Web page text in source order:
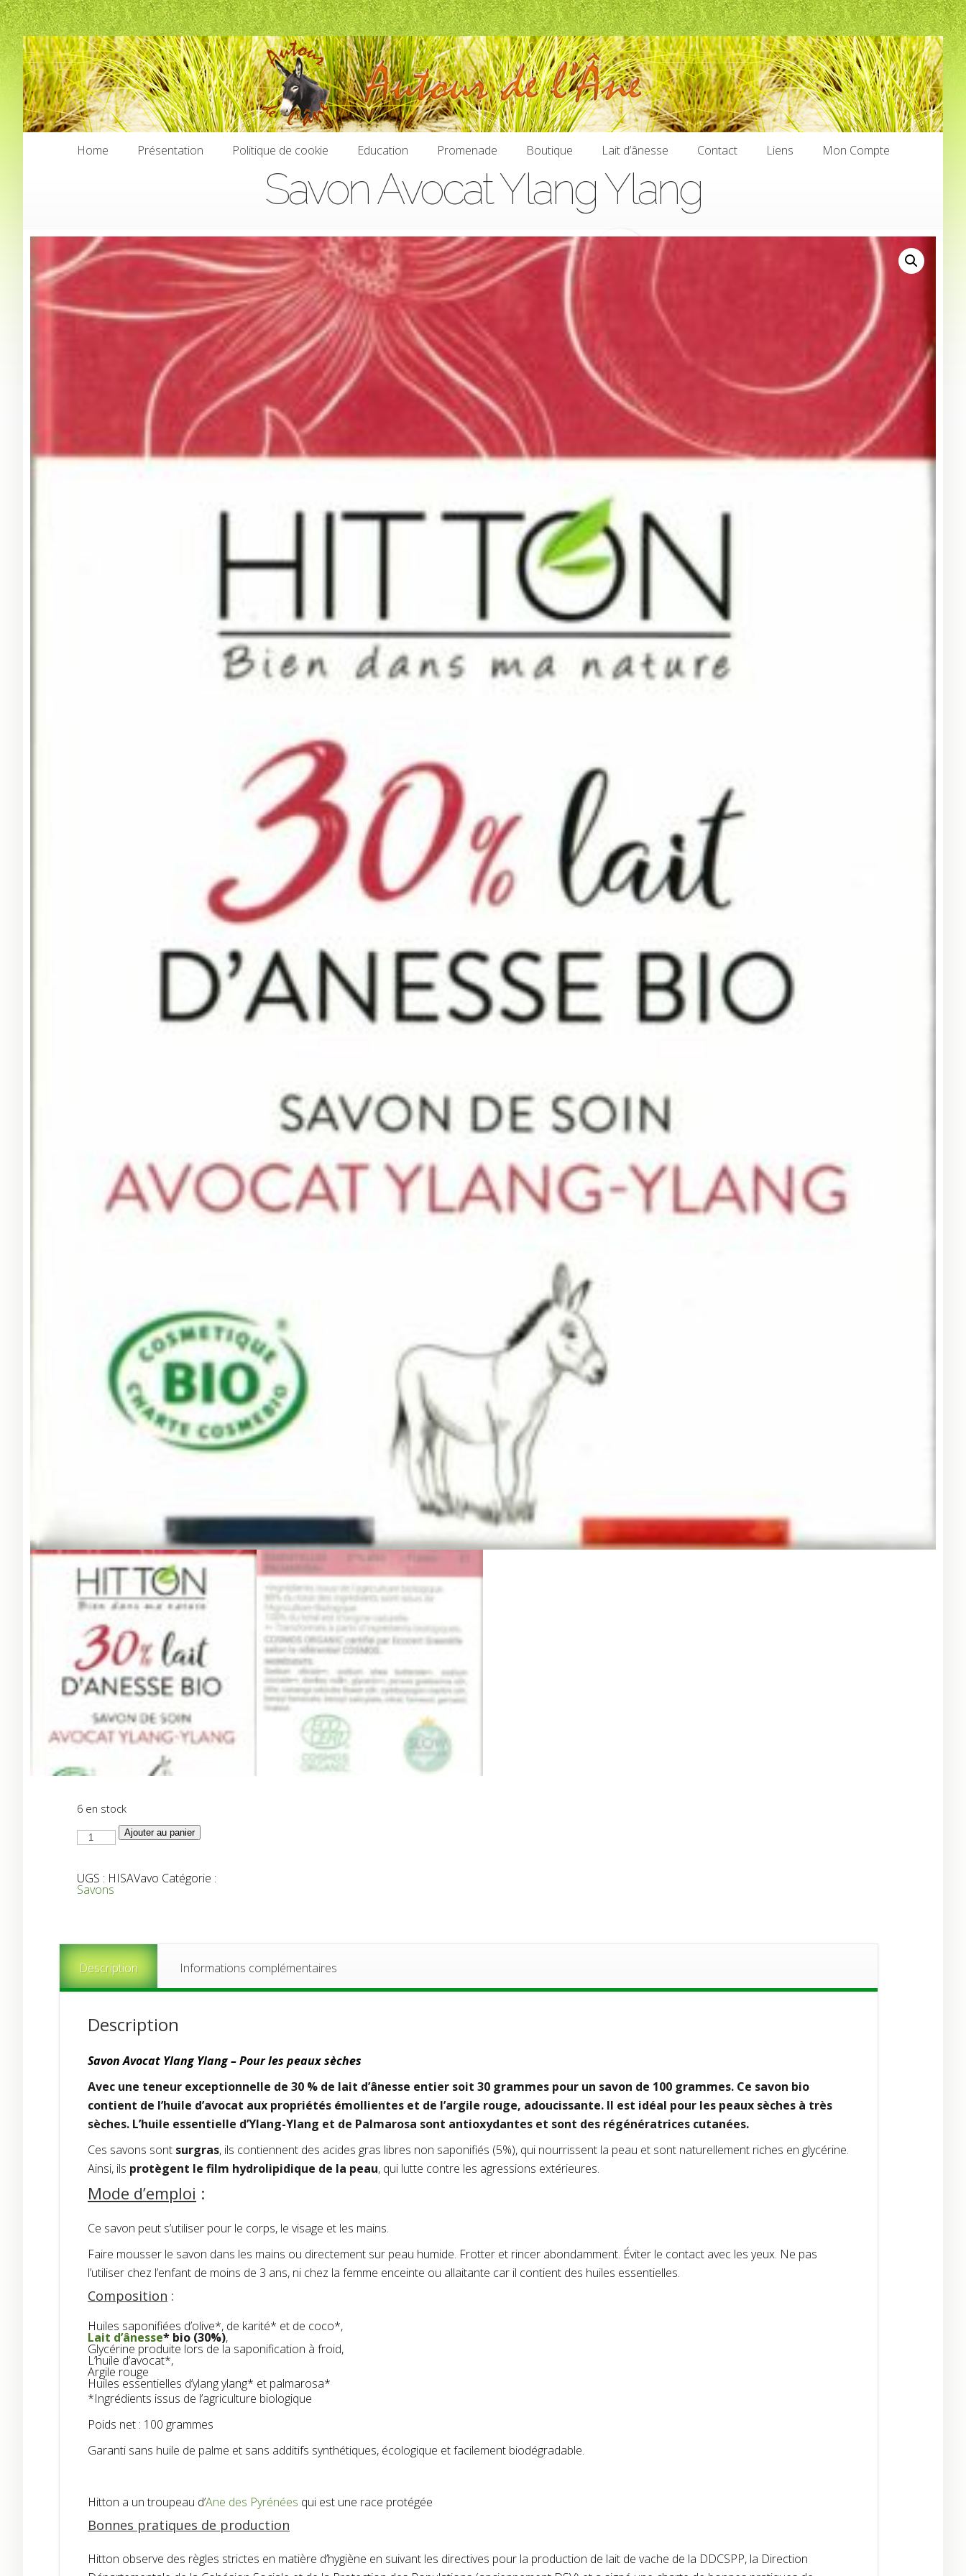
Home
Présentation
Politique de cookie
Politique de cookie
Education
Education
Promenade
Promenade
Boutique
Boutique
Lait d’ânesse
Lait d’ânesse
Contact
Contact
Liens
Mon Compte
Savon Avocat Ylang Ylang
6 en stock
quantité
de
Ylang
Ylang
Ajouter au panier
UGS : HISAVavo Catégorie :
Savons
Description Informations complémentaires
Description
Savon Avocat Ylang Ylang – Pour les peaux sèches
Avec une teneur exceptionnelle de 30 % de lait d’ânesse entier soit 30 grammes pour un savon de 100 grammes. Ce savon bio
contient de l’huile d’avocat aux propriétés émollientes et de l’argile rouge, adoucissante. Il est idéal pour les peaux sèches à très
sèches. L’huile essentielle d’Ylang-Ylang et de Palmarosa sont antioxydantes et sont des régénératrices cutanées.
Ces savons sont surgras, ils contiennent des acides gras libres non saponifiés (5%), qui nourrissent la peau et sont naturellement riches en glycérine.
Ainsi, ils protègent le film hydrolipidique de la peau, qui lutte contre les agressions extérieures.
Mode d’emploi :
Ce savon peut s’utiliser pour le corps, le visage et les mains.
Faire mousser le savon dans les mains ou directement sur peau humide. Frotter et rincer abondamment. Éviter le contact avec les yeux. Ne pas
l’utiliser chez l’enfant de moins de 3 ans, ni chez la femme enceinte ou allaitante car il contient des huiles essentielles.
Composition :
Huiles saponifiées d’olive*, de karité* et de coco*,
Lait d’ânesse* bio (30%),
Glycérine produite lors de la saponification à froid,
L’huile d’avocat*,
Argile rouge
Huiles essentielles d’ylang ylang* et palmarosa*
*Ingrédients issus de l’agriculture biologique
Poids net : 100 grammes
Garanti sans huile de palme et sans additifs synthétiques, écologique et facilement biodégradable.
Hitton a un troupeau d’Ane des Pyrénées qui est une race protégée
Bonnes pratiques de production
Hitton observe des règles strictes en matière d’hygiène en suivant les directives pour la production de lait de vache de la DDCSPP, la Direction